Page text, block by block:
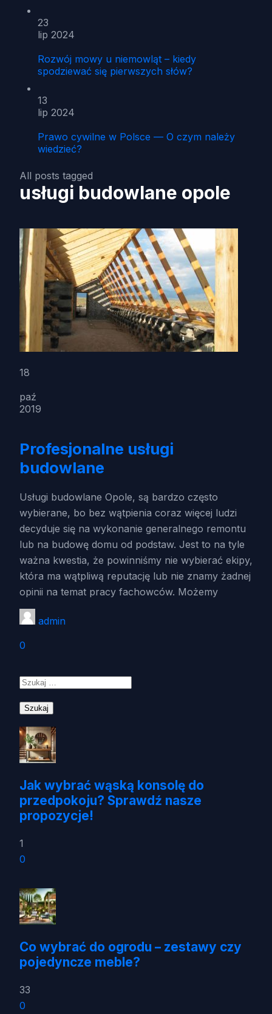
23
lip 2024
Rozwój mowy u niemowląt – kiedy
spodziewać się pierwszych słów?
13
lip 2024
Prawo cywilne w Polsce — O czym należy
wiedzieć?
All posts tagged
usługi budowlane opole
18
paź
2019
Profesjonalne usługi
budowlane
Usługi budowlane Opole, są bardzo często
wybierane, bo bez wątpienia coraz więcej ludzi
decyduje się na wykonanie generalnego remontu
lub na budowę domu od podstaw. Jest to na tyle
ważna kwestia, że powinniśmy nie wybierać ekipy,
która ma wątpliwą reputację lub nie znamy żadnej
opinii na temat pracy fachowców. Możemy
admin
0
Jak wybrać wąską konsolę do
przedpokoju? Sprawdź nasze
propozycje!
1
0
Co wybrać do ogrodu – zestawy czy
pojedyncze meble?
33
0